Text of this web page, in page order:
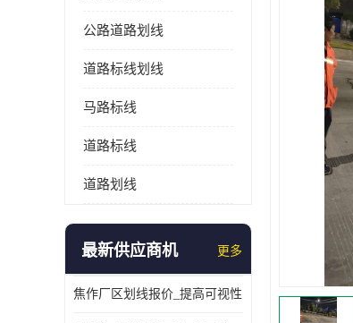
公路道路划线
道路标线划线
马路标线
道路标线
道路划线
最新供应商机 更多
焦作厂区划线报价_提高可视性